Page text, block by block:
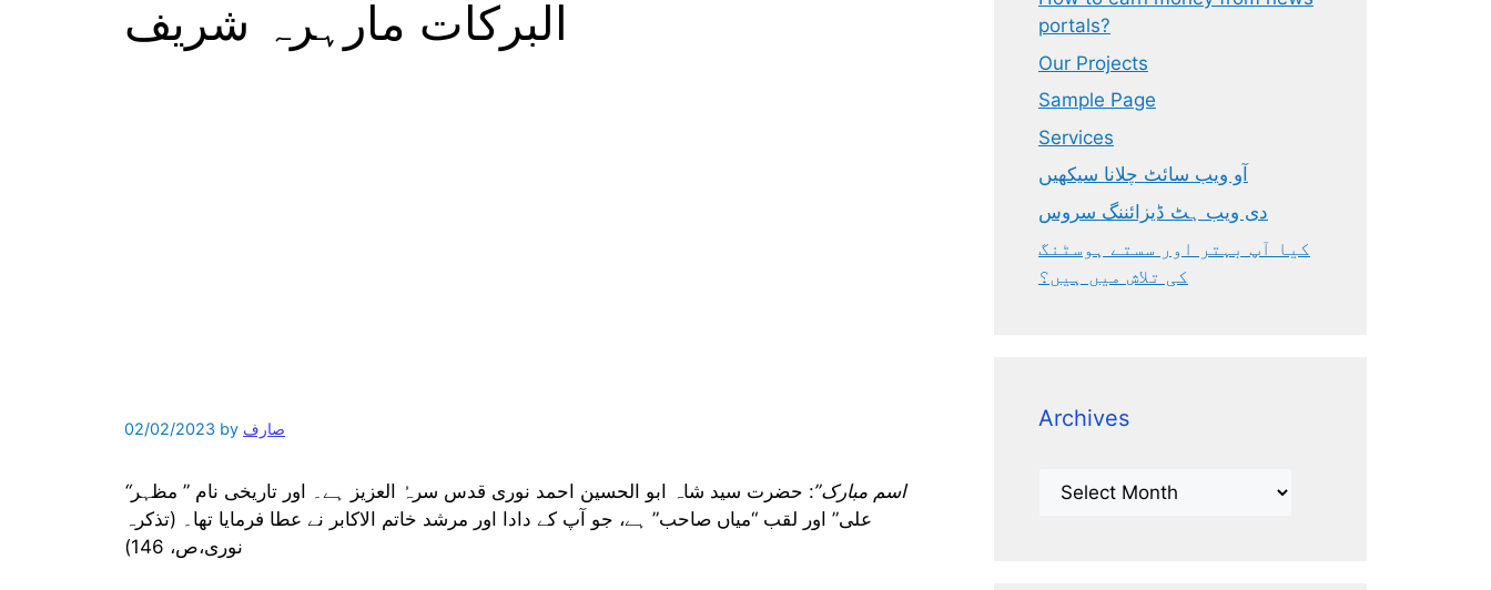
البرکات مارہرہ شریف
02/02/2023 by صارف
“اسم مبارک”: حضرت سید شاہ ابو الحسین احمد نوری قدس سرہُ العزیز ہے۔ اور تاریخی نام ” مظہر
علی” اور لقب “میاں صاحب” ہے، جو آپ کے دادا اور مرشد خاتم الاکابر نے عطا فرمایا تھا۔ (تذکرہ
نوری،ص، 146)
portals?
Our Projects
Sample Page
Services
آو ویب سائٹ چلانا سیکھیں
دی ویب ہٹ ڈیزائننگ سروس
کیا آپ بہتر اور سستے ہوسٹنگ
کی تلاش میں ہیں؟
Archives
Archives